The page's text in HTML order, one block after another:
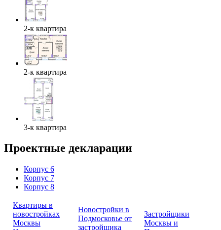
2-к квартира
2-к квартира
3-к квартира
Проектные декларации
Корпус 6
Корпус 7
Корпус 8
Квартиры в
новостройках
Москвы
Новостройки в
Подмосковье от
застройщика
Застройщики
Москвы и